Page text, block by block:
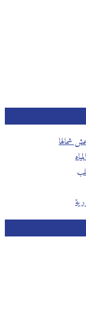
شمالها